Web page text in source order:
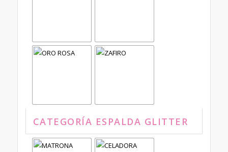
CATEGORÍA ESPALDA GLITTER